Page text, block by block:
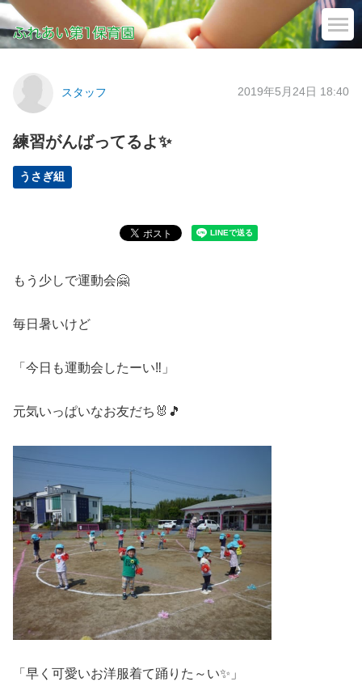
スタッフ 2019年5月24日 18:40
練習がんばってるよ✨
うさぎ組
もう少しで運動会🤗
毎日暑いけど
「今日も運動会したーい‼」
元気いっぱいなお友だち🐰🎵
「早く可愛いお洋服着て踊りた～い✨」